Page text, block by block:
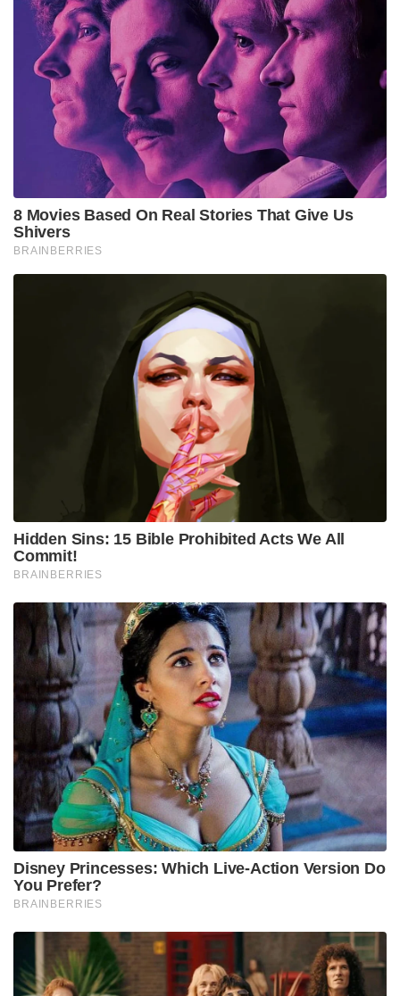
8 Movies Based On Real Stories That Give Us
Shivers
BRAINBERRIES
Hidden Sins: 15 Bible Prohibited Acts We All
Commit!
BRAINBERRIES
Disney Princesses: Which Live-Action Version Do
You Prefer?
BRAINBERRIES